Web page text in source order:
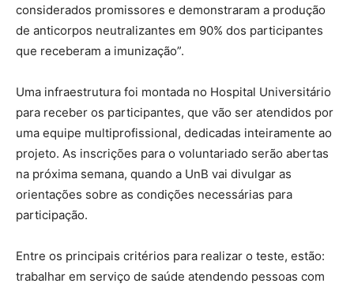
considerados promissores e demonstraram a produção
de anticorpos neutralizantes em 90% dos participantes
que receberam a imunização”.
Uma infraestrutura foi montada no Hospital Universitário
para receber os participantes, que vão ser atendidos por
uma equipe multiprofissional, dedicadas inteiramente ao
projeto. As inscrições para o voluntariado serão abertas
na próxima semana, quando a UnB vai divulgar as
orientações sobre as condições necessárias para
participação.
Entre os principais critérios para realizar o teste, estão:
trabalhar em serviço de saúde atendendo pessoas com